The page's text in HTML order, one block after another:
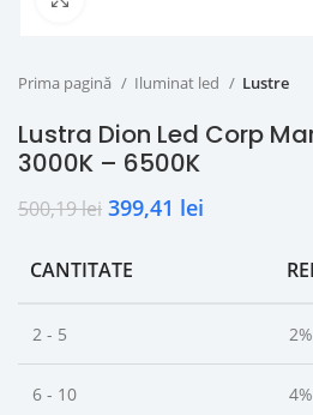
Prima pagină Iluminat led Lustre
Lustra Dion Led Corp
3000K – 6500K
500,19lei 399,41 lei
CANTITATE
2 - 5 2%
6 - 10 4%